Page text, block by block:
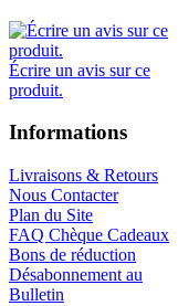
Écrire un avis sur ce
produit.
Informations
Livraisons & Retours
Nous Contacter
Plan du Site
FAQ Chèque Cadeaux
Bons de réduction
Désabonnement au
Bulletin